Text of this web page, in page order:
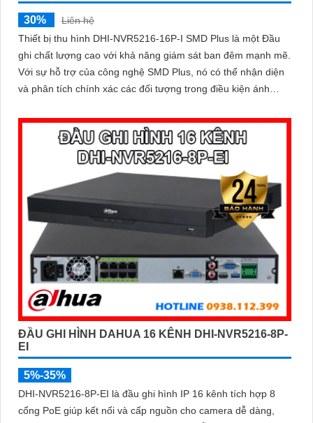
30%
Liên hệ
Thiết bị thu hình DHI-NVR5216-16P-I SMD Plus là một Đầu
ghi chất lượng cao với khả năng giám sát ban đêm mạnh mẽ.
Với sự hỗ trợ của công nghệ SMD Plus, nó có thể nhận diện
và phân tích chính xác các đối tượng trong điều kiện ánh
ĐẦU GHI HÌNH DAHUA 16 KÊNH DHI-NVR5216-8P-
EI
5%-35%
DHI-NVR5216-8P-EI là đầu ghi hình IP 16 kênh tích hợp 8
cổng PoE giúp kết nối và cấp nguồn cho camera dễ dàng,